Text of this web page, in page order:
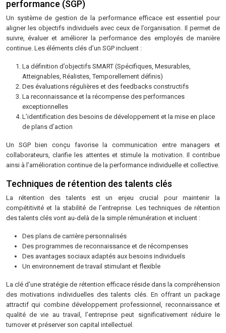
performance (SGP)
Un système de gestion de la performance efficace est essentiel pour
aligner les objectifs individuels avec ceux de l’organisation. Il permet de
suivre, évaluer et améliorer la performance des employés de manière
continue. Les éléments clés d’un SGP incluent :
La définition d’objectifs SMART (Spécifiques, Mesurables,
Atteignables, Réalistes, Temporellement définis)
Des évaluations régulières et des feedbacks constructifs
La reconnaissance et la récompense des performances
exceptionnelles
L’identification des besoins de développement et la mise en place
de plans d’action
Un SGP bien conçu favorise la communication entre managers et
collaborateurs, clarifie les attentes et stimule la motivation. Il contribue
ainsi à l’amélioration continue de la performance individuelle et collective.
Techniques de rétention des talents clés
La rétention des talents est un enjeu crucial pour maintenir la
compétitivité et la stabilité de l’entreprise. Les techniques de rétention
des talents clés vont au-delà de la simple rémunération et incluent :
Des plans de carrière personnalisés
Des programmes de reconnaissance et de récompenses
Des avantages sociaux adaptés aux besoins individuels
Un environnement de travail stimulant et flexible
La clé d’une stratégie de rétention efficace réside dans la compréhension
des motivations individuelles des talents clés. En offrant un package
attractif qui combine développement professionnel, reconnaissance et
qualité de vie au travail, l’entreprise peut significativement réduire le
turnover et préserver son capital intellectuel.